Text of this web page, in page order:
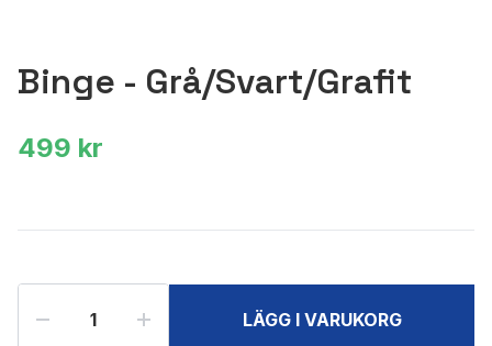
Binge - Grå/Svart/Grafit
499 kr
LÄGG I VARUKORG